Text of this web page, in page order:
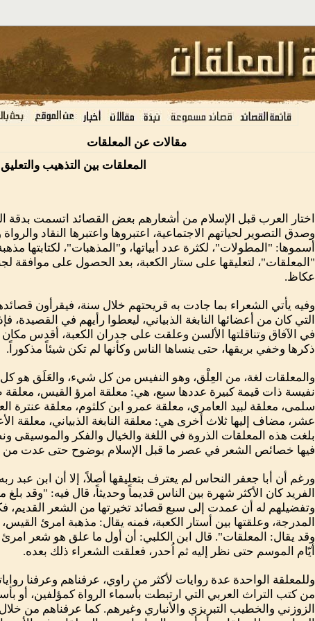
مقالات عن المعلقات
المعلقات بين التذهيب والتعليق
اختار العرب قبل الإسلام من أشعارهم بعض القصائد اتسمت بدقة
وصدق التصوير لحياتهم الاجتماعية، اعتبروها واعتبرها النقاد
أسموها: "المطولات"، لكثرة عدد أبياتها، و"المذهبات"، لكتابتها
"المعلقات"، لتعليقها على ستار الكعبة، بعد الحصول على
عكاظ.
وفيه يأتي الشعراء بما جادت به قريحتهم خلال سنة، فيقرأون
التي كان من أعضائها النابغة الذبياني، ليعطوا رأيهم في
في الآفاق وتناقلتها الألسن وعلقت على جدران الكعبة، أقدس
ذكرها وخفي بريقها، حتى ينساها الناس وكأنها لم تكن شيئاً مذكوراً.
والمعلقات لغة، من العِلْق، وهو النفيس من كل شيء، والعَلَق هو
نفيسة ذات قيمة كبيرة عددها سبع، هي: معلقة امرؤ القيس، معلقة
سلمى، معلقة لبيد العامري، معلقة عمرو ابن كلثوم، معلقة عنترة
عشر، مضاف إليها ثلاث أخرى هي: معلقة النابغة الذبياني، معلقة
بلغت هذه المعلقات الذروة في اللغة والخيال والفكر والموسيقى
فيها خصائص الشعر في عصر ما قبل الإسلام بوضوح حتى عدت من
ورغم أن أبا جعفر النحاس لم يعترف بتعليقها أصلاً، إلا أن ابن عبد
الفريد كان الأكثر شهرة بين الناس قديماً وحديثاً، قال فيه: "وقد
وتفضيلهم له أن عمدت إلى سبع قصائد تخيرتها من الشعر القديم،
المدرجة، وعلقتها بين أستار الكعبة، فمنه يقال: مذهبة امرئ
وقد يقال: المعلقات". قال ابن الكلبي: أن أول ما علق هو شعر
أيّام الموسم حتى نظر إليه ثم اُحدر، فعلقت الشعراء ذلك بعده.
وللمعلقة الواحدة عدة روايات لأكثر من راوي، عرفناهم وعرفنا
من كتب التراث العربي التي ارتبطت بأسماء الرواة كمؤلفين، أو
الزوزني والخطيب التبريزي والأنباري وغيرهم. كما عرفناهم من